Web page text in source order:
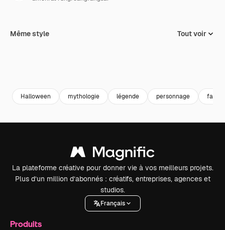
Même style Tout voir
Halloween mythologie légende personnage
La plateforme créative pour donner vie à vos meilleurs projets.
Plus d’un million d’abonnés : créatifs, entreprises, agences et
studios.
Français
Produits